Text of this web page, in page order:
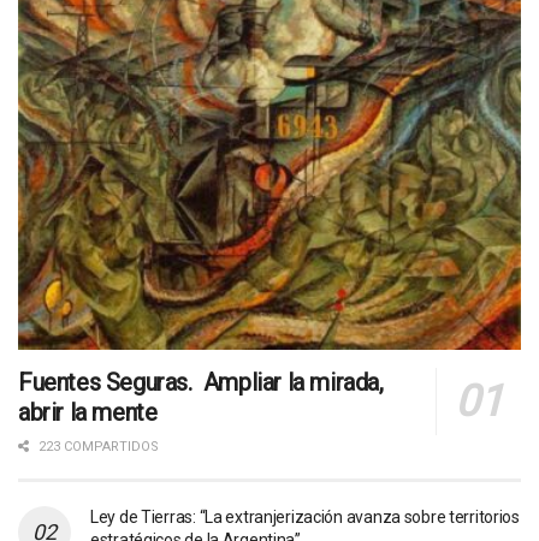
Fuentes Seguras. Ampliar la mirada,
abrir la mente
223 COMPARTIDOS
Ley de Tierras: “La extranjerización avanza sobre territorios